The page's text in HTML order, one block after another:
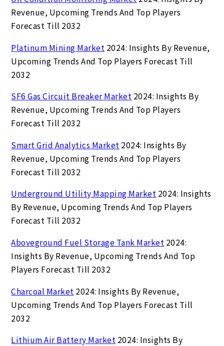
Revenue, Upcoming Trends And Top Players
Forecast Till 2032
Platinum Mining Market 2024: Insights By Revenue,
Upcoming Trends And Top Players Forecast Till
2032
SF6 Gas Circuit Breaker Market 2024: Insights By
Revenue, Upcoming Trends And Top Players
Forecast Till 2032
Smart Grid Analytics Market 2024: Insights By
Revenue, Upcoming Trends And Top Players
Forecast Till 2032
Underground Utility Mapping Market 2024: Insights
By Revenue, Upcoming Trends And Top Players
Forecast Till 2032
Aboveground Fuel Storage Tank Market 2024:
Insights By Revenue, Upcoming Trends And Top
Players Forecast Till 2032
Charcoal Market 2024: Insights By Revenue,
Upcoming Trends And Top Players Forecast Till
2032
Lithium Air Battery Market 2024: Insights By